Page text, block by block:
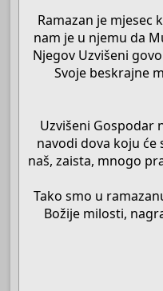
Ramazan je mjesec
nam je u njemu da
Njegov Uzvišeni
Svoje beskrajne
Uzvišeni Gospodar
navodi dova koju će
naš, zaista, mnogo
Tako smo u
Božije milosti,